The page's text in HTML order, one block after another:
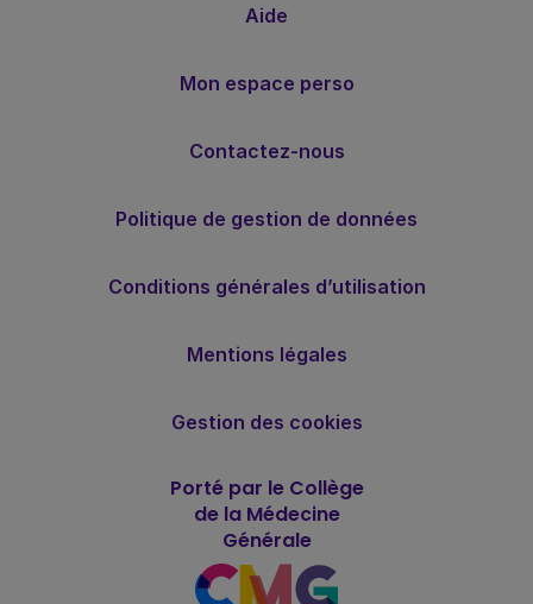
Aide
Mon espace perso
Contactez-nous
Politique de gestion de données
Conditions générales d’utilisation
Mentions légales
Gestion des cookies
Porté par le Collège
de la Médecine
Générale